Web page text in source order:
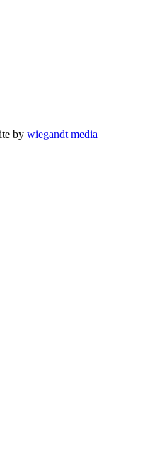
by wiegandt media